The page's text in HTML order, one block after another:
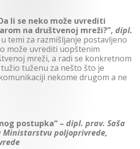
li se neko može uvrediti
na društvenoj mreži?”, dipl.
u temi za razmišljanje postavljeno
može uvrediti uopštenim
mreži, a radi se konkretnom
tuženu za nešto što je
nekome drugom a ne
postupka“ – dipl. prav. Saša
Ministarstvu poljoprivrede,